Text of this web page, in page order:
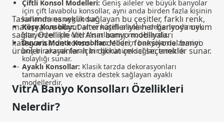
Çiftli Konsol Modelleri: Geniş aileler ve büyük banyolar
için çift lavabolu konsollar, aynı anda birden fazla kişinin
kullanımına uygundur.
Köşe Konsollar:Dar ve köşeli alanları değerlendirmek
isteyenler için özel tasarlanmış modellerdir.
Duvara Monte Konsollar:Modern banyolarda zemini
boş bırakarak ferah bir görünüm sağlar, temizlik
kolaylığı sunar.
Ayaklı Konsollar: Klasik tarzda dekorasyonları
tamamlayan ve ekstra destek sağlayan ayaklı
modellerdir.
Tasarımda esneklik sağlayan bu çeşitler, farklı renk,
materyal ve boyut alternatifleriyle her banyoya uyum
sağlar. Özellikle VitrA’nın banyo mobilyaları
kategorisinde konsol modelleri, fonksiyonel banyo
ürünleri arayanlar için dikkat çekici seçenekler sunar.
---
VitrA Banyo Konsolları Özellikleri
Nelerdir?